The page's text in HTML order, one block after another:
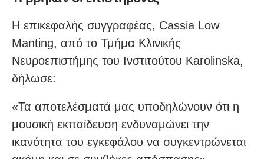
Η επικεφαλής συγγραφέας, Cassia Low
Manting, από το Τμήμα Κλινικής
Νευροεπιστήμης του Ινστιτούτου Karolinska,
δήλωσε:
«Τα αποτελέσματά μας υποδηλώνουν ότι η
μουσική εκπαίδευση ενδυναμώνει την
ικανότητα του εγκεφάλου να συγκεντρώνεται